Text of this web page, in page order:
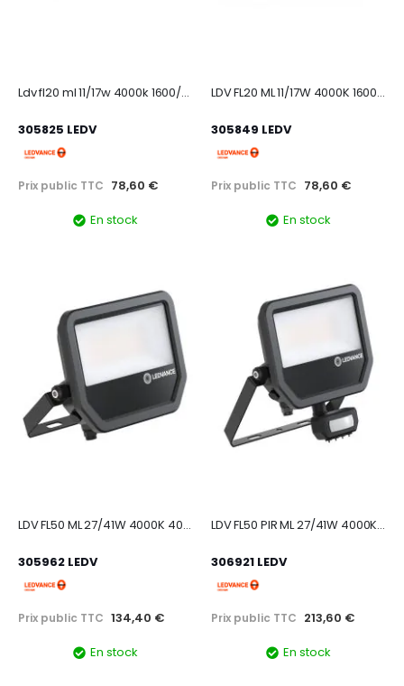
Ldv fl20 ml 11/17w 4000k 1600/2400lm sym 100 ip66 noir projecteur multi lumen
305825 LEDV
Prix public TTC 78,60 €
En stock
LDV FL20 ML 11/17W 4000K 1600/2400lm Sym 100 IP66 Blanc proj
305849 LEDV
Prix public TTC 78,60 €
En stock
LDV FL50 ML 27/41W 4000K 4000/6000lm Sym 100 IP66 Noir proje
305962 LEDV
Prix public TTC 134,40 €
En stock
LDV FL50 PIR ML 27/41W 4000K 4000/6000lm Sym100 IP66 Noir pr
306921 LEDV
Prix public TTC 213,60 €
En stock